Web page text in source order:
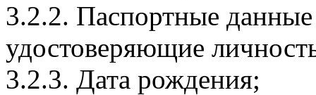
3.2.2. Паспортные
удостоверяющие
3.2.3. Дата рождения;